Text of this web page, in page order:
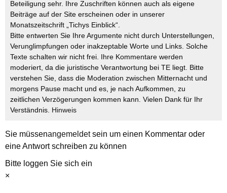
Beteiligung sehr. Ihre Zuschriften können auch als eigene
Beiträge auf der Site erscheinen oder in unserer
Monatszeitschrift „Tichys Einblick“.
Bitte entwerten Sie Ihre Argumente nicht durch Unterstellungen,
Verunglimpfungen oder inakzeptable Worte und Links. Solche
Texte schalten wir nicht frei. Ihre Kommentare werden
moderiert, da die juristische Verantwortung bei TE liegt. Bitte
verstehen Sie, dass die Moderation zwischen Mitternacht und
morgens Pause macht und es, je nach Aufkommen, zu
zeitlichen Verzögerungen kommen kann. Vielen Dank für Ihr
Verständnis. Hinweis
Sie müssenangemeldetsein um einen Kommentar oder
eine Antwort schreiben zu können
Bitte loggen Sie sich ein
×